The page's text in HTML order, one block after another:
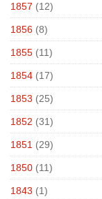
1857 (12)
1856 (8)
1855 (11)
1854 (17)
1853 (25)
1852 (31)
1851 (29)
1850 (11)
1843 (1)